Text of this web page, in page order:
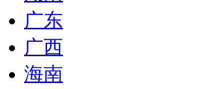
广东
广西
海南